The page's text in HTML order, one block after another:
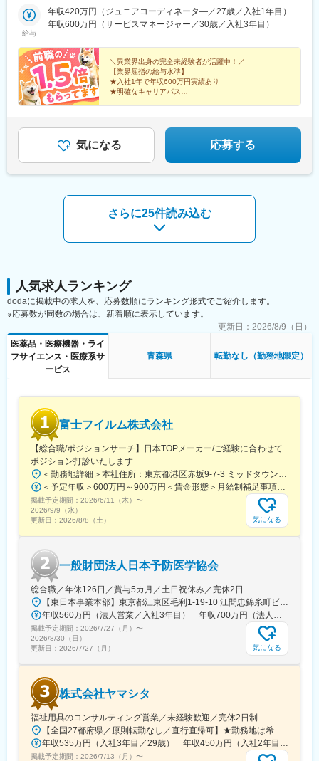
ス】◇地元採用・転勤なし可■東北／北海道、青森、岩手、宮城、
山形、福島■関東甲信越／茨城、栃木、群馬、埼玉、千葉、東京、
神奈川、新潟、富山、山梨、長野■東海／岐阜、静岡、愛知、三重
山、広島、山口、徳島、香川、愛媛、高知■九州／福岡、佐賀、長
崎、熊本、大分、宮崎、鹿児島、沖縄☆江戸川・川崎・湘南・川
越・香川・徳島・青森・多摩川にて新規オープン★別事業へのキ
ャリアチェンジによる昇格可能☆ページ下部「勤務地の一例」も
ご参照ください【2／全国マネージャーコース】◆全国募集／引越
在地はHP参照⇒養成期間後の勤務地は現在お住まいの地域又はジ
ェネラルマネージャーと相談の上決定◆引越し手当支給・家賃無
料の借り上げ社宅提供☆早期キャリアアップしたい方に最適なポ
ジション
給与
年収420万円（ジュニアコーディネータ―／27歳／入社1年目）
年収600万円（サービスマネージャー／30歳／入社3年目）
＼異業界出身の完全未経験者が活躍中！／
【業界屈指の給与水準】
★入社1年で年収600万円実績あり
★明確なキャリアパス
気になる 応募する
さらに25件読み込む
人気求人ランキング
dodaに掲載中の求人を、応募数順にランキング形式でご紹介します。
※応募数が同数の場合は、新着順に表示しています。
更新日： 2026/8/9（日）
医薬品・医療機器・ライ
フサイエンス・医療系サ
ービス
青森県 転勤なし（勤務地限定）
富士フイルム株式会社
【総合職/ポジションサーチ】日本TOPメーカー/ご経験に合わせて
ポジション打診いたします
掲載予定期間： 2026/6/11（木） 〜
2026/9/9（水）
更新日： 2026/8/8（土） 気になる
一般財団法人日本予防医学協会
総合職／年休126日／賞与5カ月／土日祝休み／完休2日
掲載予定期間： 2026/7/27（月） 〜
2026/8/30（日）
更新日： 2026/7/27（月） 気になる
株式会社ヤマシタ
福祉用具のコンサルティング営業／未経験歓迎／完休2日制
掲載予定期間： 2026/7/13（月） 〜